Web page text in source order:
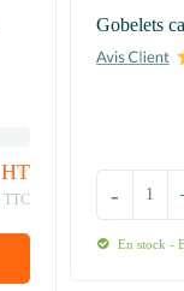
HT
TTC
Gobelets
-
En stock -